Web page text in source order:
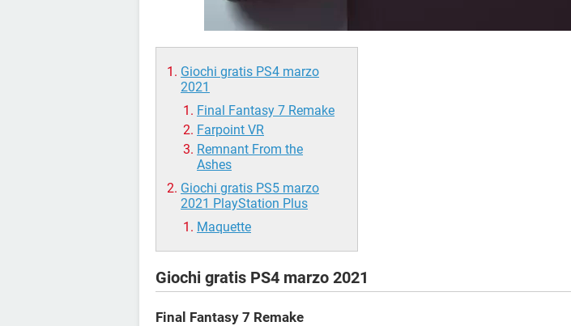
Giochi gratis PS4 marzo
2021
Final Fantasy 7 Remake
Farpoint VR
Remnant From the
Ashes
Giochi gratis PS5 marzo
2021 PlayStation Plus
Maquette
Giochi gratis PS4 marzo 2021
Final Fantasy 7 Remake